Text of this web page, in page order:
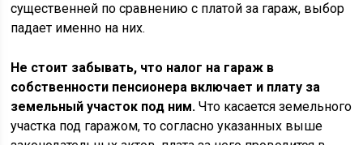
существенней по сравнению с платой за гараж, выбор
падает именно на них.
Не стоит забывать, что налог на гараж в
собственности пенсионера включает и плату за
земельный участок под ним. Что касается земельного
участка под гаражом, то согласно указанных выше